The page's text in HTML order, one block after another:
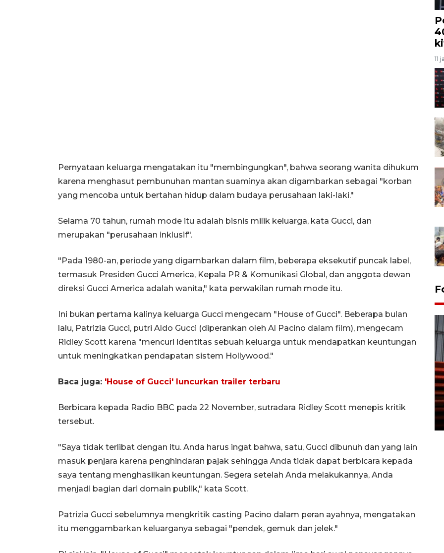
Pernyataan keluarga mengatakan itu "membingungkan", bahwa seorang wanita dihukum
karena menghasut pembunuhan mantan suaminya akan digambarkan sebagai "korban
yang mencoba untuk bertahan hidup dalam budaya perusahaan laki-laki."
Selama 70 tahun, rumah mode itu adalah bisnis milik keluarga, kata Gucci, dan
merupakan "perusahaan inklusif".
"Pada 1980-an, periode yang digambarkan dalam film, beberapa eksekutif puncak label,
termasuk Presiden Gucci America, Kepala PR & Komunikasi Global, dan anggota dewan
direksi Gucci America adalah wanita," kata perwakilan rumah mode itu.
Ini bukan pertama kalinya keluarga Gucci mengecam "House of Gucci". Beberapa bulan
lalu, Patrizia Gucci, putri Aldo Gucci (diperankan oleh Al Pacino dalam film), mengecam
Ridley Scott karena "mencuri identitas sebuah keluarga untuk mendapatkan keuntungan
untuk meningkatkan pendapatan sistem Hollywood."
Baca juga: 'House of Gucci' luncurkan trailer terbaru
Berbicara kepada Radio BBC pada 22 November, sutradara Ridley Scott menepis kritik
tersebut.
"Saya tidak terlibat dengan itu. Anda harus ingat bahwa, satu, Gucci dibunuh dan yang lain
masuk penjara karena penghindaran pajak sehingga Anda tidak dapat berbicara kepada
saya tentang menghasilkan keuntungan. Segera setelah Anda melakukannya, Anda
menjadi bagian dari domain publik," kata Scott.
Patrizia Gucci sebelumnya mengkritik casting Pacino dalam peran ayahnya, mengatakan
itu menggambarkan keluarganya sebagai "pendek, gemuk dan jelek."
11
Prediksi puncak musim
Tengah